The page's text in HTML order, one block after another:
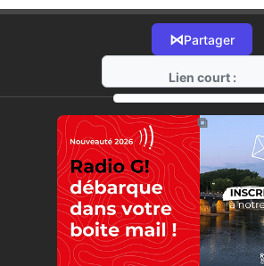
⋈Partager
Lien court :
⧉